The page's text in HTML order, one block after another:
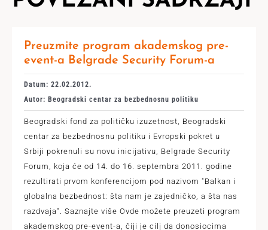
Preuzmite program akademskog pre-
event-a Belgrade Security Forum-a
Datum: 22.02.2012.
Autor: Beogradski centar za bezbednosnu politiku
Beogradski fond za političku izuzetnost, Beogradski
centar za bezbednosnu politiku i Evropski pokret u
Srbiji pokrenuli su novu inicijativu, Belgrade Security
Forum, koja će od 14. do 16. septembra 2011. godine
rezultirati prvom konferencijom pod nazivom "Balkan i
globalna bezbednost: šta nam je zajedničko, a šta nas
razdvaja". Saznajte više Ovde možete preuzeti program
akademskog pre-event-a, čiji je cilj da donosiocima